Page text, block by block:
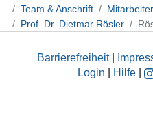
Team & Anschrift
Prof. Dr. Dietmar Rösler
Barrierefreiheit|
Login
Hilfe